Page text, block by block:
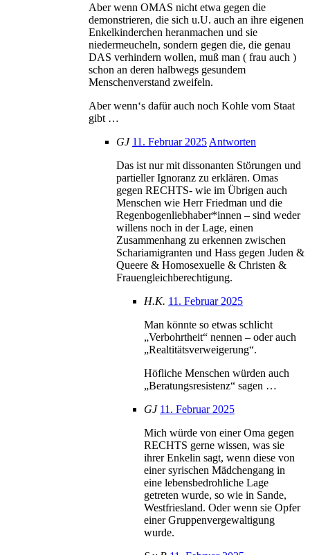
Aber wenn OMAS nicht etwa gegen die
demonstrieren, die sich u.U. auch an ihre eigenen
Enkelkinderchen heranmachen und sie
niedermeucheln, sondern gegen die, die genau
DAS verhindern wollen, muß man ( frau auch )
schon an deren halbwegs gesundem
Menschenverstand zweifeln.
Aber wenn‘s dafür auch noch Kohle vom Staat
gibt …
GJ 11. Februar 2025 Antworten
Das ist nur mit dissonanten Störungen und
partieller Ignoranz zu erklären. Omas
gegen RECHTS- wie im Übrigen auch
Menschen wie Herr Friedman und die
Regenbogenliebhaber*innen – sind weder
willens noch in der Lage, einen
Zusammenhang zu erkennen zwischen
Schariamigranten und Hass gegen Juden &
Queere & Homosexuelle & Christen &
Frauengleichberechtigung.
H.K. 11. Februar 2025
Man könnte so etwas schlicht
„Verbohrtheit“ nennen – oder auch
„Realtitätsverweigerung“.
Höfliche Menschen würden auch
„Beratungsresistenz“ sagen …
GJ 11. Februar 2025
Mich würde von einer Oma gegen
RECHTS gerne wissen, was sie
ihrer Enkelin sagt, wenn diese von
einer syrischen Mädchengang in
eine lebensbedrohliche Lage
getreten wurde, so wie in Sande,
Westfriesland. Oder wenn sie Opfer
einer Gruppenvergewaltigung
wurde.